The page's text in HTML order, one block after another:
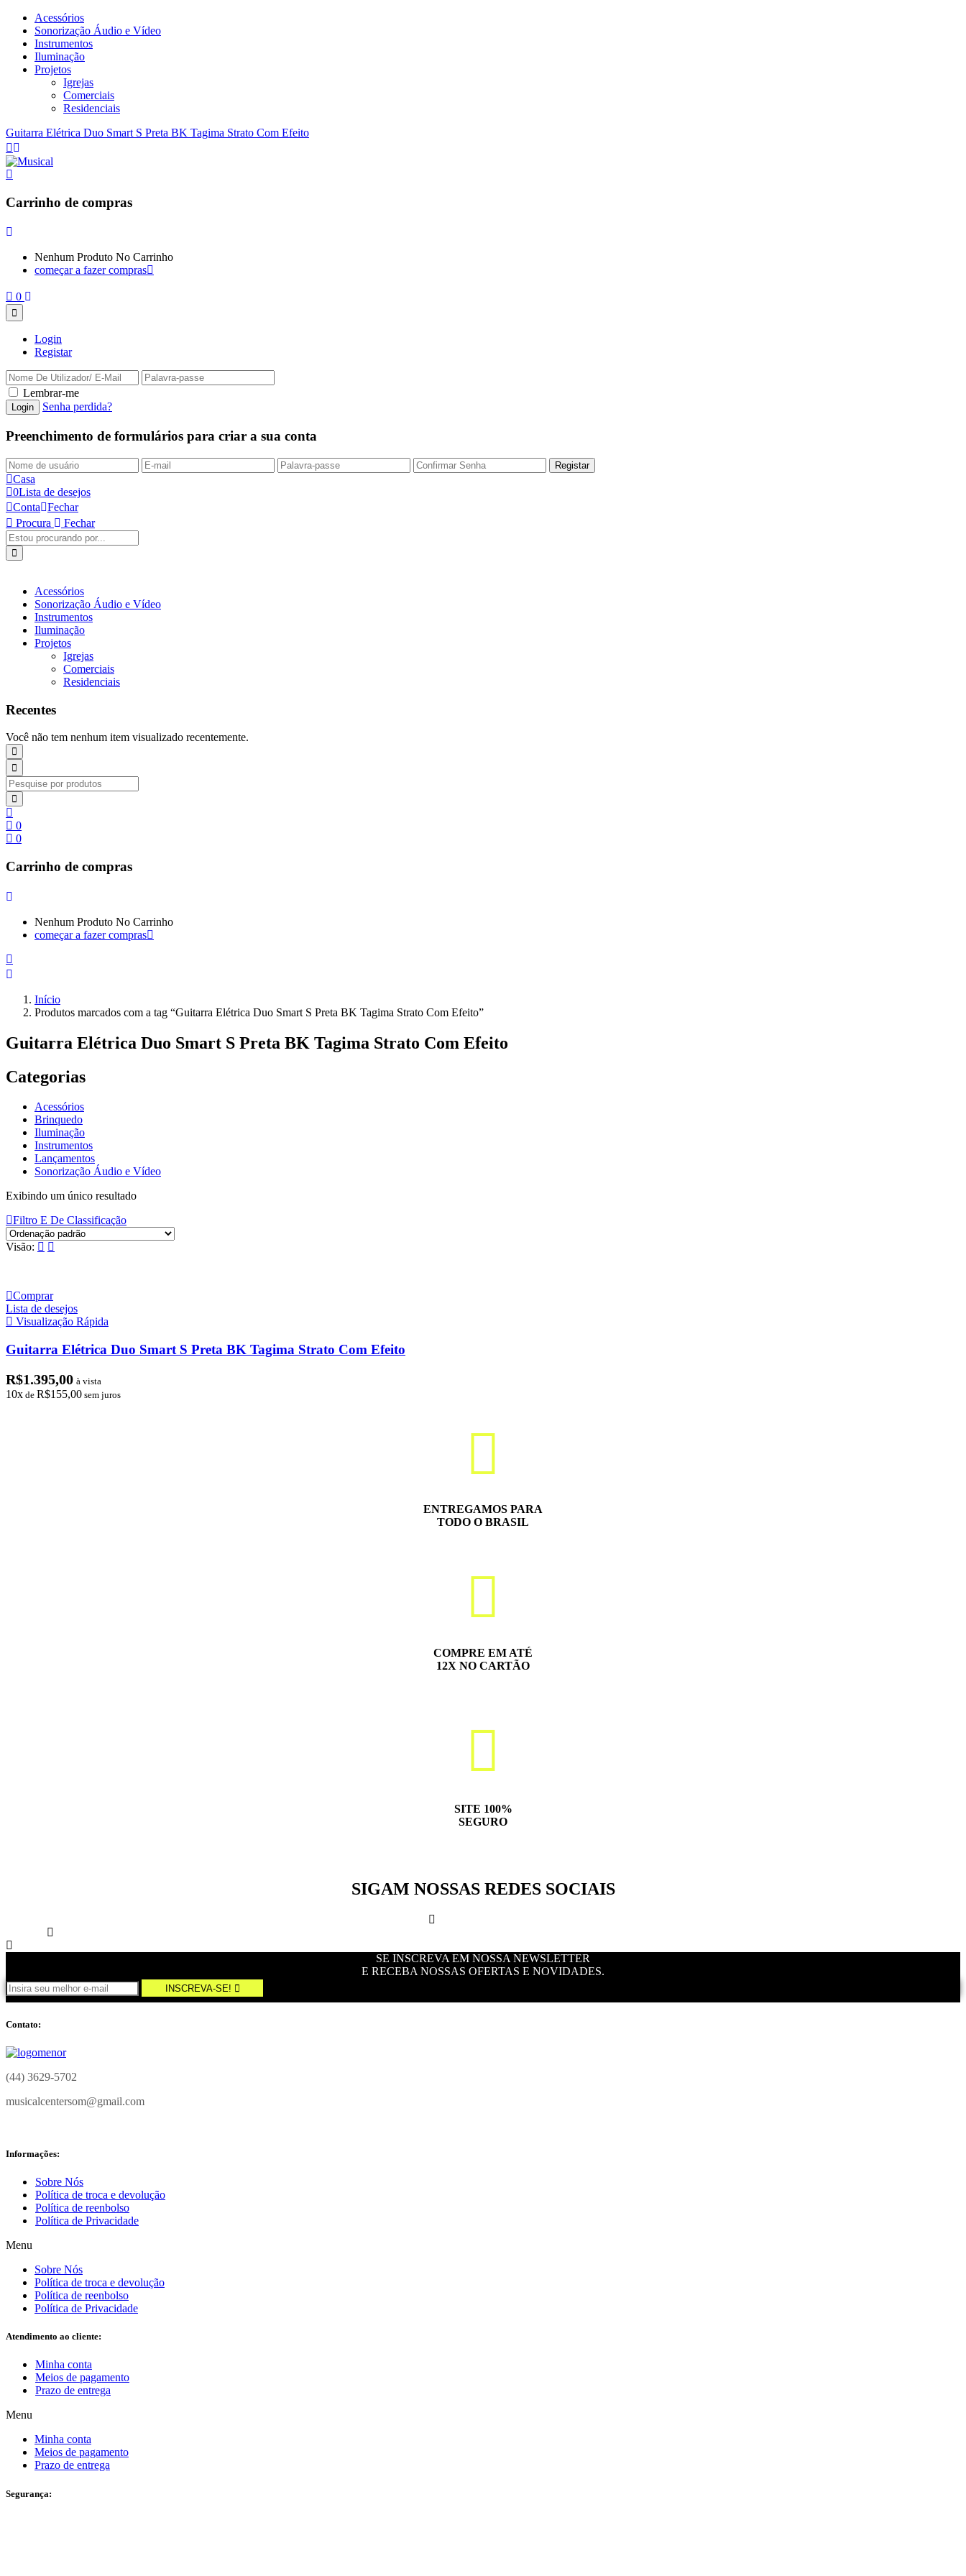
Acessórios
Sonorização Áudio e Vídeo
Instrumentos
Iluminação
Projetos
Igrejas
Comerciais
Residenciais
Guitarra Elétrica Duo Smart S Preta BK Tagima Strato Com Efeito
Carrinho de compras
Nenhum Produto No Carrinho
começar a fazer compras
0
Login
Registar
Lembrar-me
Senha perdida?
Preenchimento de formulários para criar a sua conta
Casa
0Lista de desejos
Conta
Fechar
Procura
Fechar
Acessórios
Sonorização Áudio e Vídeo
Instrumentos
Iluminação
Projetos
Igrejas
Comerciais
Residenciais
Recentes
Você não tem nenhum item visualizado recentemente.
0
0
Carrinho de compras
Nenhum Produto No Carrinho
começar a fazer compras
Início
Produtos marcados com a tag “Guitarra Elétrica Duo Smart S Preta BK Tagima Strato Com Efeito”
Guitarra Elétrica Duo Smart S Preta BK Tagima Strato Com Efeito
Categorias
Acessórios
Brinquedo
Iluminação
Instrumentos
Lançamentos
Sonorização Áudio e Vídeo
Exibindo um único resultado
Filtro E De Classificação
Visão:
Comprar
Lista de desejos
Visualização Rápida
Guitarra Elétrica Duo Smart S Preta BK Tagima Strato Com Efeito
R$1.395,00 à vista
10x de R$155,00 sem juros
ENTREGAMOS PARA
TODO O BRASIL
COMPRE EM ATÉ
12X NO CARTÃO
SITE 100%
SEGURO
SIGAM NOSSAS REDES SOCIAIS
SE INSCREVA EM NOSSA NEWSLETTER
E RECEBA NOSSAS OFERTAS E NOVIDADES.
INSCREVA-SE!
Contato:
(44) 3629-5702
musicalcentersom@gmail.com
Informações:
Sobre Nós
Política de troca e devolução
Política de reenbolso
Política de Privacidade
Menu
Sobre Nós
Política de troca e devolução
Política de reenbolso
Política de Privacidade
Atendimento ao cliente:
Minha conta
Meios de pagamento
Prazo de entrega
Menu
Minha conta
Meios de pagamento
Prazo de entrega
Segurança: